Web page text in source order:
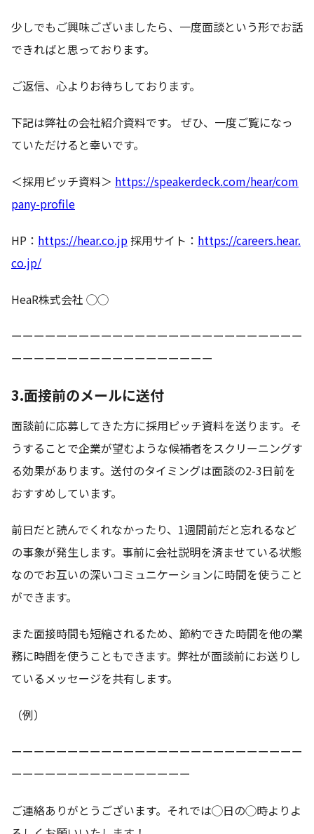
少しでもご興味ございましたら、一度面談という形でお話
できればと思っております。
ご返信、心よりお待ちしております。
下記は弊社の会社紹介資料です。 ぜひ、一度ご覧になっ
ていただけると幸いです。
＜採用ピッチ資料＞ https://speakerdeck.com/hear/com
pany-profile
HP： https://hear.co.jp採用サイト： https://careers.hear.
co.jp/
HeaR株式会社 ◯◯
ーーーーーーーーーーーーーーーーーーーーーーーーーー
ーーーーーーーーーーーーーーーーーー
3.面接前のメールに送付
面談前に応募してきた方に採用ピッチ資料を送ります。そ
うすることで企業が望むような候補者をスクリーニングす
る効果があります。送付のタイミングは面談の2-3日前を
おすすめしています。
前日だと読んでくれなかったり、1週間前だと忘れるなど
の事象が発生します。事前に会社説明を済ませている状態
なのでお互いの深いコミュニケーションに時間を使うこと
ができます。
また面接時間も短縮されるため、節約できた時間を他の業
務に時間を使うこともできます。弊社が面談前にお送りし
ているメッセージを共有します。
（例）
ーーーーーーーーーーーーーーーーーーーーーーーーーー
ーーーーーーーーーーーーーーーー
ご連絡ありがとうございます。それでは◯日の◯時よりよ